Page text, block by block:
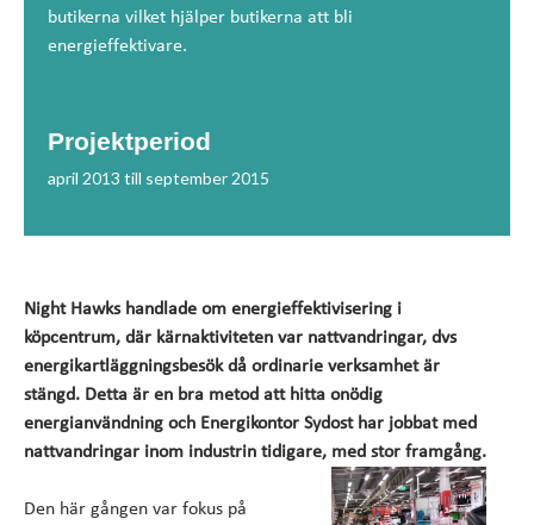
butikerna vilket hjälper butikerna att bli
energieffektivare.
Projektperiod
april 2013 till september 2015
Night Hawks handlade om energieffektivisering i
köpcentrum, där kärnaktiviteten var nattvandringar, dvs
energikartläggningsbesök då ordinarie verksamhet är
stängd. Detta är en bra metod att hitta onödig
energianvändning och Energikontor Sydost har jobbat med
nattvandringar inom industrin tidigare, med stor framgång.
Den här gången var fokus på